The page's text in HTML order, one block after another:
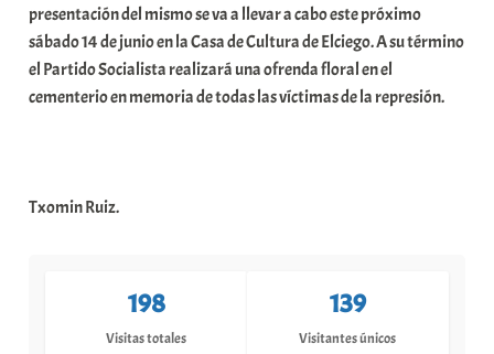
presentación del mismo se va a llevar a cabo este próximo
sábado 14 de junio en la Casa de Cultura de Elciego. A su término
el Partido Socialista realizará una ofrenda floral en el
cementerio en memoria de todas las víctimas de la represión.
Txomin Ruiz.
198
Visitas totales
139
Visitantes únicos